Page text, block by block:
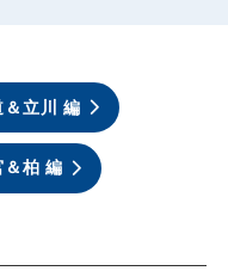
＆立川 編
＆柏 編